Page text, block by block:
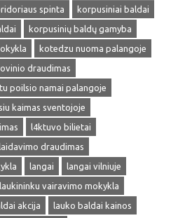
spinta
korpusiniai baldai
korpusinių baldų gamyba
kotedzu nuoma palangoje
draudimas
poilsio namai palangoje
kaimas sventojoje
l4ktuvo bilietai
laidavimo draudimas
langai
langai vilniuje
laukininku vairavimo mokykla
akcija
lauko baldai kainos